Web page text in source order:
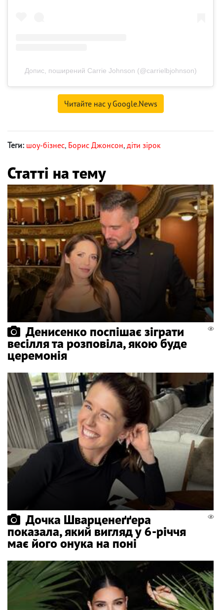
Допис, поширений Carrie Johnson (@carrielbjohnson)
Читайте нас у Google.News
Теги: шоу-бізнес, Борис Джонсон, діти зірок
Статті на тему
Денисенко поспішає зіграти
весілля та розповіла, якою буде
церемонія
Дочка Шварценеґґера
показала, який вигляд у 6-річчя
має його онука на поні